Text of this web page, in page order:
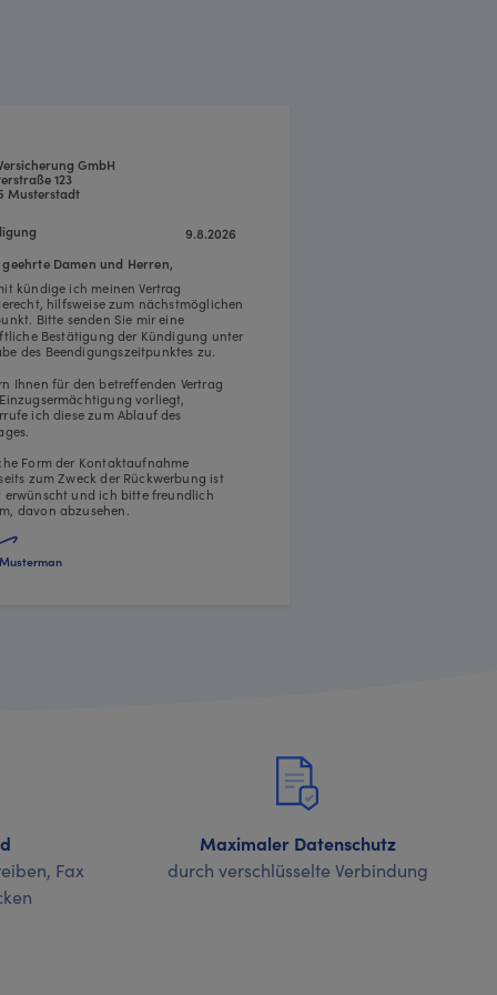
9.8.2026
GmbH
123
Musterstadt
kündige ich meinen Vertrag
hilfsweise zum nächstmöglichen
Bitte senden Sie mir eine
Bestätigung der Kündigung unter
des Beendigungszeitpunktes zu.
Ihnen für den betreffenden Vertrag
vorliegt,
ich diese zum Ablauf des
Form der Kontaktaufnahme
zum Zweck der Rückwerbung ist
erwünscht und ich bitte freundlich
davon abzusehen.
Damen und Herren,
Fax
Maximaler Datenschutz
durch verschlüsselte Verbindung